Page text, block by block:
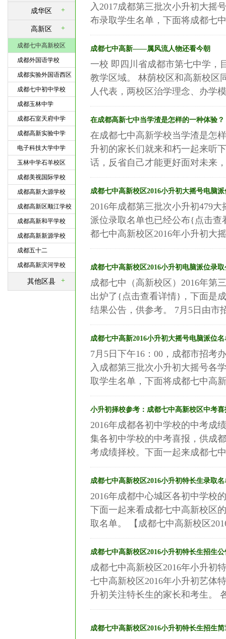
成华区 +
高新区 +
成都七中高新校区
成都外国语学校
成都实验外国语西区
成都七中初中学校
成都玉林中学
成都石室天府中学
成都高新实验中学
电子科技大学中学
玉林中学石羊校区
成都美视国际学校
成都高新大源学校
成都高新区顺江学校
成都高新和平学校
成都高新新源学校
成都五十二
成都高新滨河学校
其他区县 +
入2017成都第三批次小升初大摇
布录取学生名单，下面将成都七
成都七中高新——属风流人物还看今朝
一校 即四川省成都市第七中学，
教学区域。 林荫校区和高新校区
人代表，两校区治学理念、办学
在成都高新七中当学渣是怎样的一种体验？
在成都七中高新学校当学渣是怎
升初的家长们就来和朽一起来听
话，反省自己才能更好面对未来
成都七中高新校区2016小升初大摇号电脑
2016年成都第三批次小升初479
派位录取名单也已经公布{点击
都七中高新校区2016年小升初大
成都七中高新校区2016小升初电脑派位录取
成都七中（高新校区）2016年第
出炉了{点击查看详情}，下面是
结果公告，供参考。 7月5日由市
成都七中高新2016小升初大摇号电脑派位名
7月5日下午16：00，成都市招考
入成都第三批次小升初大摇号各
取学生名单，下面将成都七中高
小升初择校参考：成都七中高新校区中考喜
2016年成都各初中学校的中考成
集各初中学校的中考喜报，供成
考成绩择校。下面一起来成都七
成都七中高新校区2016小升初特长生录取名
2016年成都中心城区各初中学校
下面一起来看成都七中高新校区
取名单。 【成都七中高新校区
成都七中高新校区2016小升初特长生招生公
成都七中高新校区2016年小升初
七中高新校区2016年小升初艺体
升初关注特长生的家长和考生。
成都七中高新校区2016小升初特长生招生简